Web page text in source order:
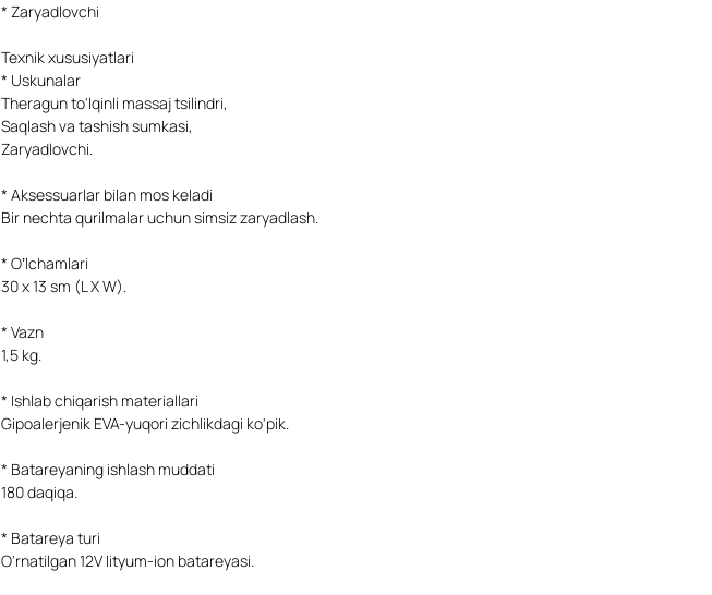
* Zaryadlovchi
Texnik xususiyatlari
* Uskunalar
Theragun to'lqinli massaj tsilindri,
Saqlash va tashish sumkasi,
Zaryadlovchi.
* Aksessuarlar bilan mos keladi
Bir nechta qurilmalar uchun simsiz zaryadlash.
* O’lchamlari
30 x 13 sm (L X W).
* Vazn
1,5 kg.
* Ishlab chiqarish materiallari
Gipoalerjenik EVA-yuqori zichlikdagi ko'pik.
* Batareyaning ishlash muddati
180 daqiqa.
* Batareya turi
O'rnatilgan 12V lityum-ion batareyasi.